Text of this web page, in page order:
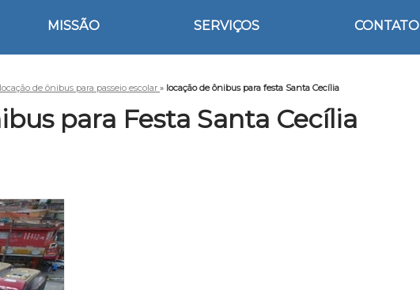
MISSÃO SERVIÇOS CONTATO
locação de ônibus para passeio escolar » locação de ônibus para festa Santa Cecília
para Festa Santa Cecília